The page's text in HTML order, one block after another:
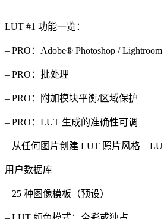
LUT #1 功能一览：
– PRO：Adobe® Photoshop /
– PRO：批处理
– PRO：附加模块平衡/区域保护
– PRO：LUT 生成的准确性可调
– 从任何图片创建 LUT 照片风格 –
用户数据库
– 25 种图像模板（预设）